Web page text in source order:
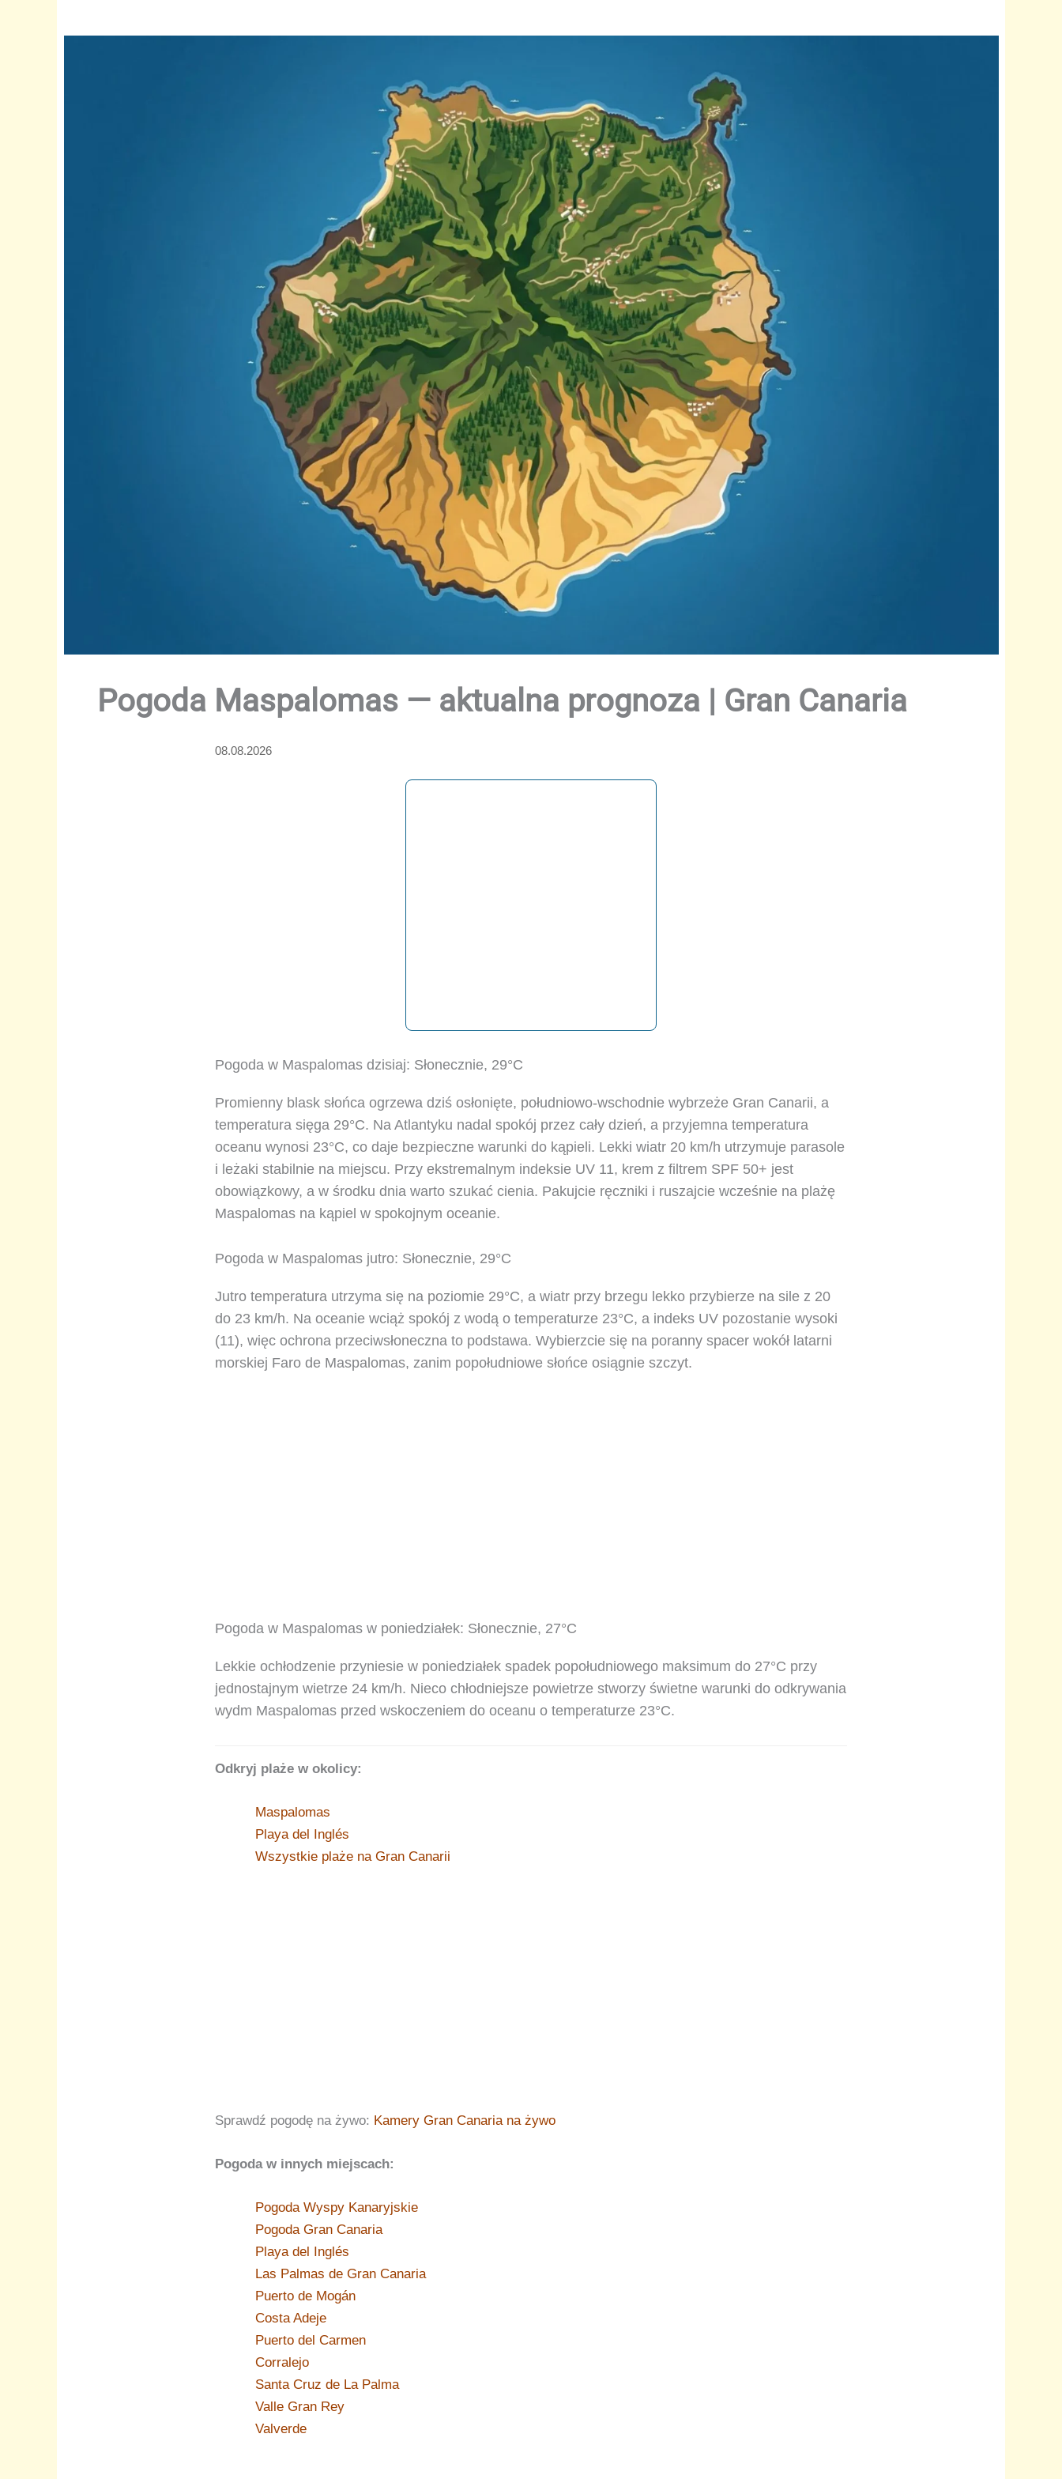
Pogoda Maspalomas — aktualna prognoza | Gran Canaria
08.08.2026
Pogoda w Maspalomas dzisiaj: Słonecznie, 29°C
Promienny blask słońca ogrzewa dziś osłonięte, południowo-wschodnie wybrzeże Gran Canarii, a
temperatura sięga 29°C. Na Atlantyku nadal spokój przez cały dzień, a przyjemna temperatura
oceanu wynosi 23°C, co daje bezpieczne warunki do kąpieli. Lekki wiatr 20 km/h utrzymuje parasole
i leżaki stabilnie na miejscu. Przy ekstremalnym indeksie UV 11, krem z filtrem SPF 50+ jest
obowiązkowy, a w środku dnia warto szukać cienia. Pakujcie ręczniki i ruszajcie wcześnie na plażę
Maspalomas na kąpiel w spokojnym oceanie.
Pogoda w Maspalomas jutro: Słonecznie, 29°C
Jutro temperatura utrzyma się na poziomie 29°C, a wiatr przy brzegu lekko przybierze na sile z 20
do 23 km/h. Na oceanie wciąż spokój z wodą o temperaturze 23°C, a indeks UV pozostanie wysoki
(11), więc ochrona przeciwsłoneczna to podstawa. Wybierzcie się na poranny spacer wokół latarni
morskiej Faro de Maspalomas, zanim popołudniowe słońce osiągnie szczyt.
Pogoda w Maspalomas w poniedziałek: Słonecznie, 27°C
Lekkie ochłodzenie przyniesie w poniedziałek spadek popołudniowego maksimum do 27°C przy
jednostajnym wietrze 24 km/h. Nieco chłodniejsze powietrze stworzy świetne warunki do odkrywania
wydm Maspalomas przed wskoczeniem do oceanu o temperaturze 23°C.
Odkryj plaże w okolicy:
Maspalomas
Playa del Inglés
Wszystkie plaże na Gran Canarii
Sprawdź pogodę na żywo: Kamery Gran Canaria na żywo
Pogoda w innych miejscach:
Pogoda Wyspy Kanaryjskie
Pogoda Gran Canaria
Playa del Inglés
Las Palmas de Gran Canaria
Puerto de Mogán
Costa Adeje
Puerto del Carmen
Corralejo
Santa Cruz de La Palma
Valle Gran Rey
Valverde